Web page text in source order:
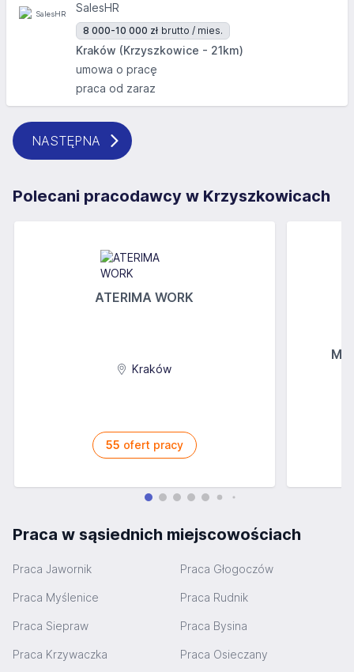
SalesHR
8 000-10 000 zł brutto / mies.
Kraków (Krzyszkowice - 21km)
umowa o pracę
praca od zaraz
NASTĘPNA
Polecani pracodawcy w Krzyszkowicach
ATERIMA WORK
Kraków
55 ofert pracy
Praca w sąsiednich miejscowościach
Praca Jawornik Praca Głogoczów
Praca Myślenice Praca Rudnik
Praca Siepraw Praca Bysina
Praca Krzywaczka Praca Osieczany